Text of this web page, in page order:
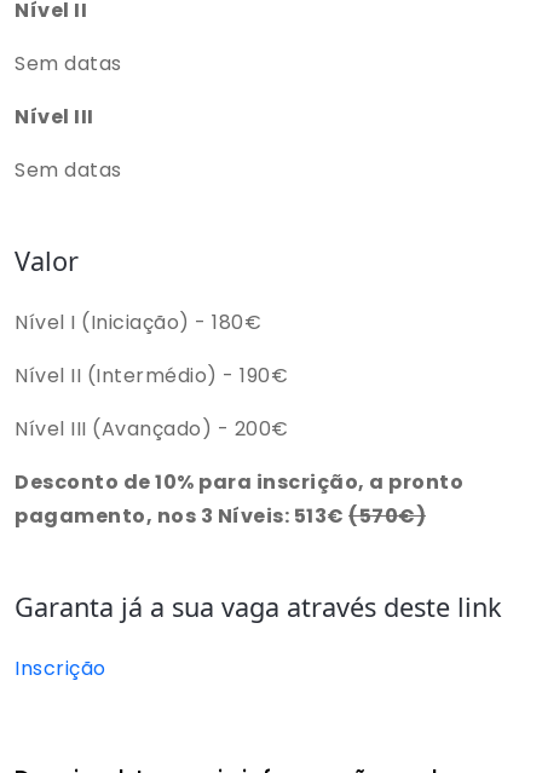
Nível II
Sem datas
Nível III
Sem datas
Valor
Nível I (Iniciação) - 180€
Nível II (Intermédio) - 190€
Nível III (Avançado) - 200€
Desconto de 10% para inscrição, a pronto
pagamento, nos 3 Níveis: 513€ (570€)
Garanta já a sua vaga através deste link
Inscrição